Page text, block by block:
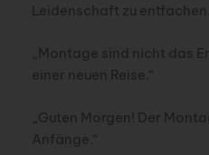
Leidenschaft zu
„Montage sind nicht das
einer neuen Reise.“
„Guten Morgen! Der
Anfänge.“